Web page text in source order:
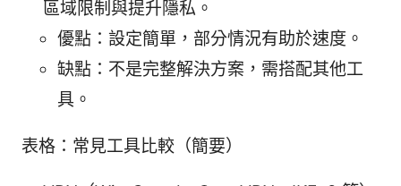
區域限制與提升隱私。
優點：設定簡單，部分情況有助於速度。
缺點：不是完整解決方案，需搭配其他工
具。
表格：常見工具比較（簡要）